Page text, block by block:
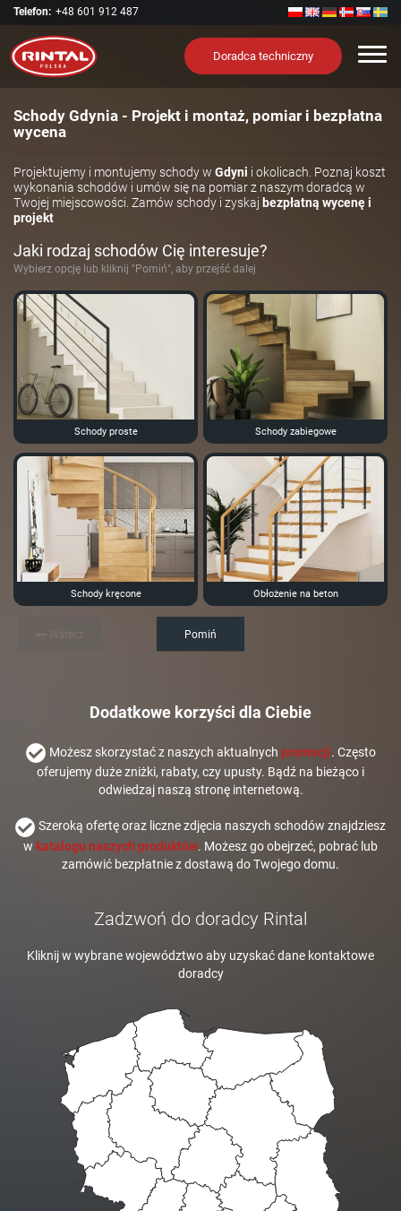
Telefon: +48 601 912 487
Doradca techniczny
Schody Gdynia - Projekt i montaż, pomiar i bezpłatna
wycena
Projektujemy i montujemy schody w Gdyni i okolicach. Poznaj koszt
wykonania schodów i umów się na pomiar z naszym doradcą w
Twojej miejscowości. Zamów schody i zyskaj bezpłatną wycenę i
projekt
Jaki rodzaj schodów Cię interesuje?
Wybierz opcję lub kliknij "Pomiń", aby przejść dalej
Schody proste Schody zabiegowe
Schody kręcone Obłożenie na beton
Pomiń
Dodatkowe korzyści dla Ciebie
Możesz skorzystać z naszych aktualnych promocji. Często
oferujemy duże zniżki, rabaty, czy upusty. Bądź na bieżąco i
odwiedzaj naszą stronę internetową.
Szeroką ofertę oraz liczne zdjęcia naszych schodów znajdziesz
w katalogu naszych produktów. Możesz go obejrzeć, pobrać lub
zamówić bezpłatnie z dostawą do Twojego domu.
Zadzwoń do doradcy Rintal
Kliknij w wybrane województwo aby uzyskać dane kontaktowe
doradcy